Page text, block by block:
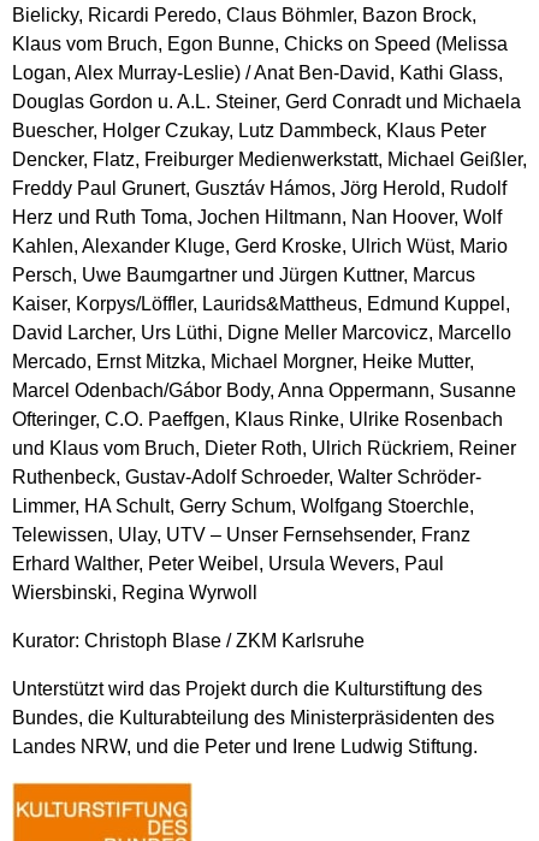
Bielicky, Ricardi Peredo, Claus Böhmler, Bazon Brock,
Klaus vom Bruch, Egon Bunne, Chicks on Speed (Melissa
Logan, Alex Murray-Leslie) / Anat Ben-David, Kathi Glass,
Douglas Gordon u. A.L. Steiner, Gerd Conradt und Michaela
Buescher, Holger Czukay, Lutz Dammbeck, Klaus Peter
Dencker, Flatz, Freiburger Medienwerkstatt, Michael Geißler,
Freddy Paul Grunert, Gusztáv Hámos, Jörg Herold, Rudolf
Herz und Ruth Toma, Jochen Hiltmann, Nan Hoover, Wolf
Kahlen, Alexander Kluge, Gerd Kroske, Ulrich Wüst, Mario
Persch, Uwe Baumgartner und Jürgen Kuttner, Marcus
Kaiser, Korpys/Löffler, Laurids&Mattheus, Edmund Kuppel,
David Larcher, Urs Lüthi, Digne Meller Marcovicz, Marcello
Mercado, Ernst Mitzka, Michael Morgner, Heike Mutter,
Marcel Odenbach/Gábor Body, Anna Oppermann, Susanne
Ofteringer, C.O. Paeffgen, Klaus Rinke, Ulrike Rosenbach
und Klaus vom Bruch, Dieter Roth, Ulrich Rückriem, Reiner
Ruthenbeck, Gustav-Adolf Schroeder, Walter Schröder-
Limmer, HA Schult, Gerry Schum, Wolfgang Stoerchle,
Telewissen, Ulay, UTV – Unser Fernsehsender, Franz
Erhard Walther, Peter Weibel, Ursula Wevers, Paul
Wiersbinski, Regina Wyrwoll
Kurator: Christoph Blase / ZKM Karlsruhe
Unterstützt wird das Projekt durch die Kulturstiftung des
Bundes, die Kulturabteilung des Ministerpräsidenten des
Landes NRW, und die Peter und Irene Ludwig Stiftung.